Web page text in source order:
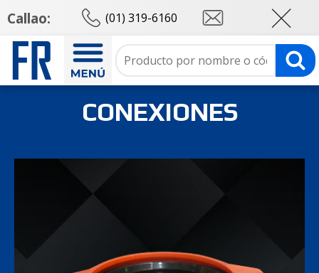
Callao: (01) 319-6160
CONEXIONES